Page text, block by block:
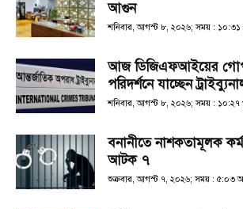
আগুন
শনিবার, আগস্ট ৮, ২০২৬; সময় : ১০:৩১
আজ ডিজিএফআইয়ের
পরিদর্শনে যাচ্ছেন
শনিবার, আগস্ট ৮, ২০২৬; সময় : ১০:২৭
বনানীতে নাশকতামূলক
আটক ৭
শুক্রবার, আগস্ট ৭, ২০২৬; সময় : ৫:০৩